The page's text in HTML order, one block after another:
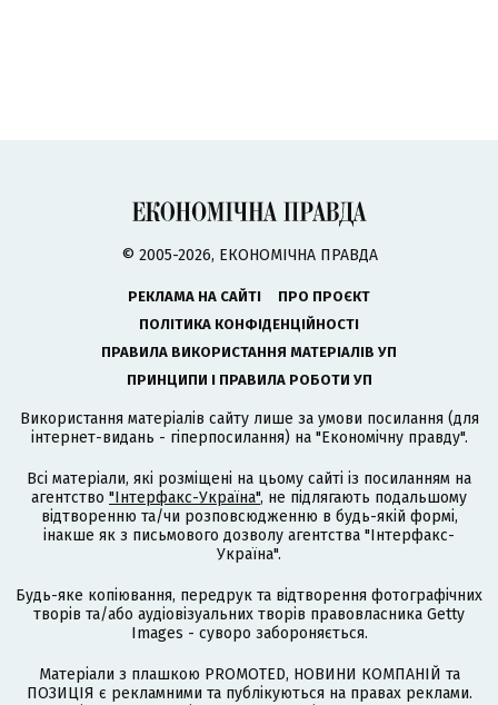
© 2005-2026, ЕКОНОМІЧНА ПРАВДА
РЕКЛАМА НА САЙТІ
ПРО ПРОЄКТ
ПОЛІТИКА КОНФІДЕНЦІЙНОСТІ
ПРАВИЛА ВИКОРИСТАННЯ МАТЕРІАЛІВ УП
ПРИНЦИПИ І ПРАВИЛА РОБОТИ УП
Використання матеріалів сайту лише за умови посилання (для
інтернет-видань - гіперпосилання) на "Економічну правду".
Всі матеріали, які розміщені на цьому сайті із посиланням на
агентство "Інтерфакс-Україна", не підлягають подальшому
відтворенню та/чи розповсюдженню в будь-якій формі,
інакше як з письмового дозволу агентства "Інтерфакс-
Україна".
Будь-яке копіювання, передрук та відтворення фотографічних
творів та/або аудіовізуальних творів правовласника Getty
Images - суворо забороняється.
Матеріали з плашкою PROMOTED, НОВИНИ КОМПАНІЙ та
ПОЗИЦІЯ є рекламними та публікуються на правах реклами.